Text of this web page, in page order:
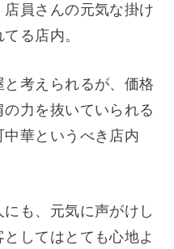
員さんの元気な掛け
る店内。
考えられるが、価格
力を抜いていられる
華というべき店内
も、元気に声がけし
してはとても心地よ